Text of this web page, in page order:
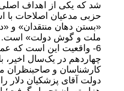
شد که یکی از اهداف
حزبی مدعیان اصلاحات با
«بستن دهان منتقدان» و
ملت و گوش دولت» است.
6- واقعیت این است که
چهاردهم در یک‌سال اخیر،
کارشناسان و